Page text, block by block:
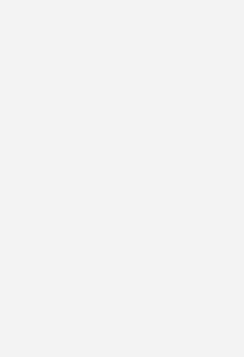
wird die lange erwartete
Wirklichkeit. Im ersten Halbjahr ist die
leicht gewachsen. Getragen wird die
den wieder anziehenden Exporten und dem
Inflation auf ein akzeptables Niveau
hohe konjunkturelle Dynamik ist jedoch noch
Dr. Laura Dorfer, Geschäftsführerin des
Sanitärtechnik und -design. „Wir müssen
Investoren die Verunsicherung nehmen und
ermutigen.“
haben sich aktuell 25 Markenhersteller der
Sanitärindustrie im VDMA
zusammengeschlossen. Zu den
von Armaturen und Brausen, von
Duschflächen und